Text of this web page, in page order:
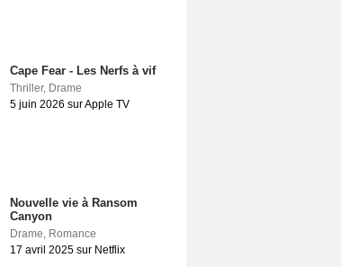
Cape Fear - Les Nerfs à vif
Thriller, Drame
5 juin 2026 sur Apple TV
Nouvelle vie à Ransom
Canyon
Drame, Romance
17 avril 2025 sur Netflix